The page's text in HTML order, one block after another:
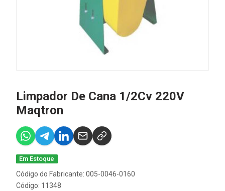
Limpador De Cana 1/2Cv 220V
Maqtron
Em Estoque
Código do Fabricante: 005-0046-0160
Código: 11348